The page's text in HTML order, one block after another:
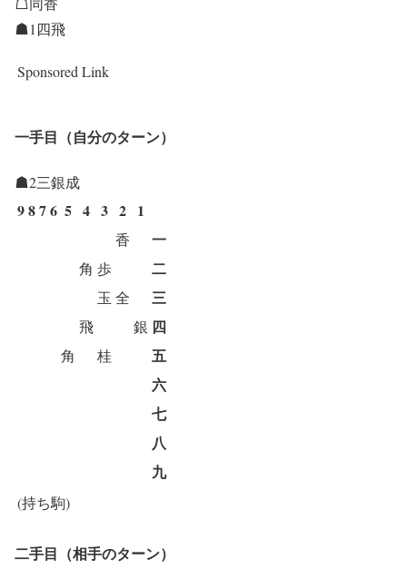
☗1四飛
Sponsored Link
一手目（自分のターン）
☗2三銀成
9876 5 4 3 2 1
香 一
角 歩 二
玉 全 三
飛 銀 四
角 桂
五
六
七
八
九
(持ち駒)
二手目（相手のターン）